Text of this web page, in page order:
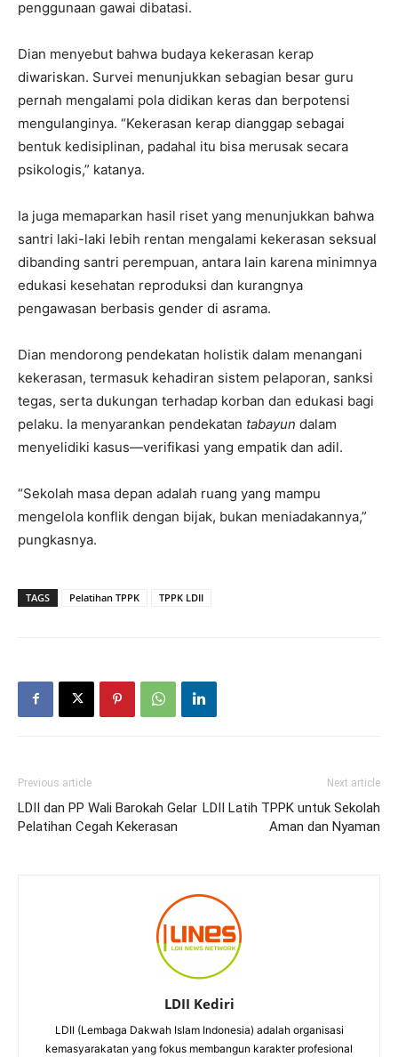
penggunaan gawai dibatasi.
Dian menyebut bahwa budaya kekerasan kerap
diwariskan. Survei menunjukkan sebagian besar guru
pernah mengalami pola didikan keras dan berpotensi
mengulanginya. “Kekerasan kerap dianggap sebagai
bentuk kedisiplinan, padahal itu bisa merusak secara
psikologis,” katanya.
Ia juga memaparkan hasil riset yang menunjukkan bahwa
santri laki-laki lebih rentan mengalami kekerasan seksual
dibanding santri perempuan, antara lain karena minimnya
edukasi kesehatan reproduksi dan kurangnya
pengawasan berbasis gender di asrama.
Dian mendorong pendekatan holistik dalam menangani
kekerasan, termasuk kehadiran sistem pelaporan, sanksi
tegas, serta dukungan terhadap korban dan edukasi bagi
pelaku. Ia menyarankan pendekatan tabayun dalam
menyelidiki kasus—verifikasi yang empatik dan adil.
“Sekolah masa depan adalah ruang yang mampu
mengelola konflik dengan bijak, bukan meniadakannya,”
pungkasnya.
TAGS Pelatihan TPPK TPPK LDII
Previous article
LDII dan PP Wali Barokah Gelar
Pelatihan Cegah Kekerasan
Next article
LDII Latih TPPK untuk Sekolah
Aman dan Nyaman
LDII Kediri
LDII (Lembaga Dakwah Islam Indonesia) adalah organisasi
kemasyarakatan yang fokus membangun karakter profesional